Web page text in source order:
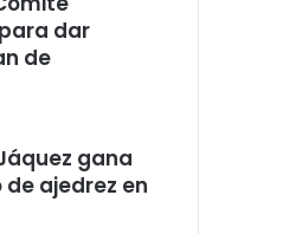
dar
de
gana
ajedrez en